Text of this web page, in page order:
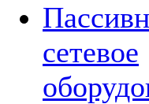
сетевое